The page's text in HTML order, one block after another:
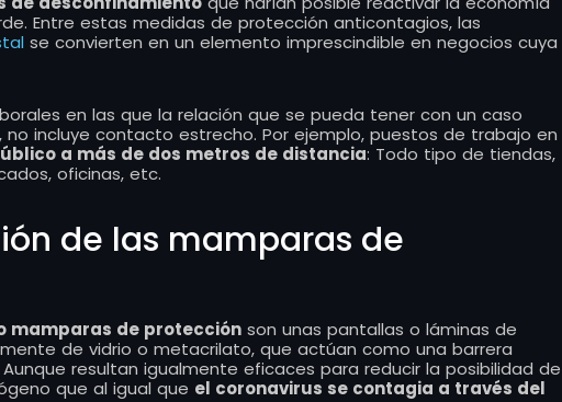
Entre estas medidas de protección anticontagios, las
se convierten en un elemento imprescindible en negocios cuya
en las que la relación que se pueda tener con un caso
incluye contacto estrecho. Por ejemplo, puestos de trabajo en
a más de dos metros de distancia: Todo tipo de tiendas,
oficinas, etc.
de las mamparas de
mamparas de protección son unas pantallas o láminas de
de vidrio o metacrilato, que actúan como una barrera
resultan igualmente eficaces para reducir la posibilidad de
que al igual que el coronavirus se contagia a través del